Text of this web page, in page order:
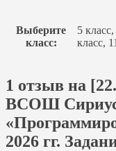
Выберите
класс:
5
класс,
1 отзыв на
ВСОШ
2026 гг.